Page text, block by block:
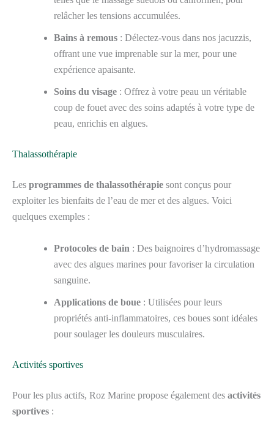
relâcher les tensions accumulées.
Bains à remous : Délectez-vous dans nos jacuzzis,
offrant une vue imprenable sur la mer, pour une
expérience apaisante.
Soins du visage : Offrez à votre peau un véritable
coup de fouet avec des soins adaptés à votre type de
peau, enrichis en algues.
Thalassothérapie
Les programmes de thalassothérapie sont conçus pour
exploiter les bienfaits de l’eau de mer et des algues. Voici
quelques exemples :
Protocoles de bain : Des baignoires d’hydromassage
avec des algues marines pour favoriser la circulation
sanguine.
Applications de boue : Utilisées pour leurs
propriétés anti-inflammatoires, ces boues sont idéales
pour soulager les douleurs musculaires.
Activités sportives
Pour les plus actifs, Roz Marine propose également des activités
sportives :